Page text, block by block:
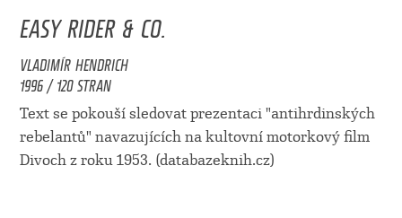
EASY RIDER & CO.
VLADIMÍR HENDRICH
1996 / 120 STRAN
Text se pokouší sledovat prezentaci "antihrdinských
rebelantů" navazujících na kultovní motorkový film
Divoch z roku 1953. (databazeknih.cz)